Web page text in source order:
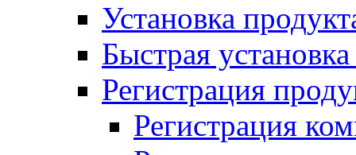
Установка
Быстрая
Регистрация
Регистрация